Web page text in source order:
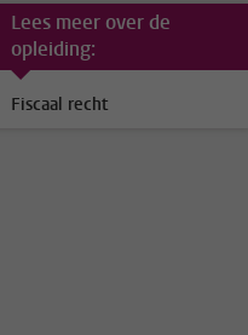
Lees meer over de
opleiding:
Fiscaal recht